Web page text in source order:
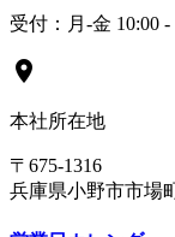
受付：月-金 10:00 -
location_on
本社所在地
〒675-1316
兵庫県小野市市場